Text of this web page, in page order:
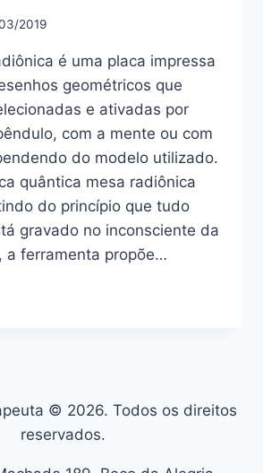
2019
é uma placa impressa
geométricos que
e ativadas por
com a mente ou com
do modelo utilizado.
quântica mesa radiônica
do princípio que tudo
gravado no inconsciente da
a ferramenta propõe…
© 2026. Todos os direitos
reservados.